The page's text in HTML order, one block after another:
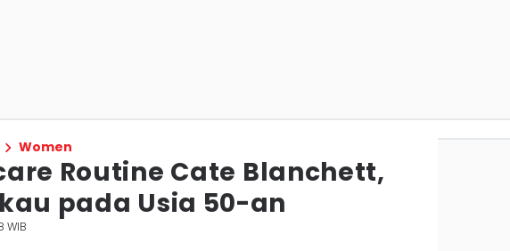
Women
Routine Cate Blanchett,
pada Usia 50-an
WIB